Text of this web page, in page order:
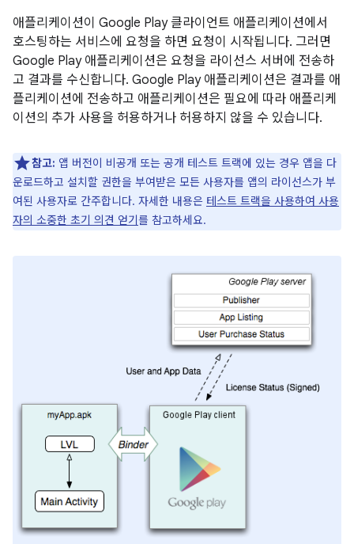
애플리케이션이 Google Play 클라이언트 애플리케이션에서
호스팅하는 서비스에 요청을 하면 요청이 시작됩니다. 그러면
Google Play 애플리케이션은 요청을 라이선스 서버에 전송하
고 결과를 수신합니다. Google Play 애플리케이션은 결과를 애
플리케이션에 전송하고 애플리케이션은 필요에 따라 애플리케
이션의 추가 사용을 허용하거나 허용하지 않을 수 있습니다.
참고: 앱 버전이 비공개 또는 공개 테스트 트랙에 있는 경우 앱을 다
운로드하고 설치할 권한을 부여받은 모든 사용자를 앱의 라이선스가 부
여된 사용자로 간주합니다. 자세한 내용은 테스트 트랙을 사용하여 사용
자의 소중한 초기 의견 얻기를 참고하세요.